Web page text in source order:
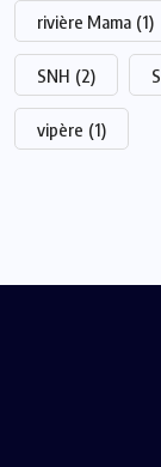
rivière Mama (1)
SNH (2)
vipère (1)